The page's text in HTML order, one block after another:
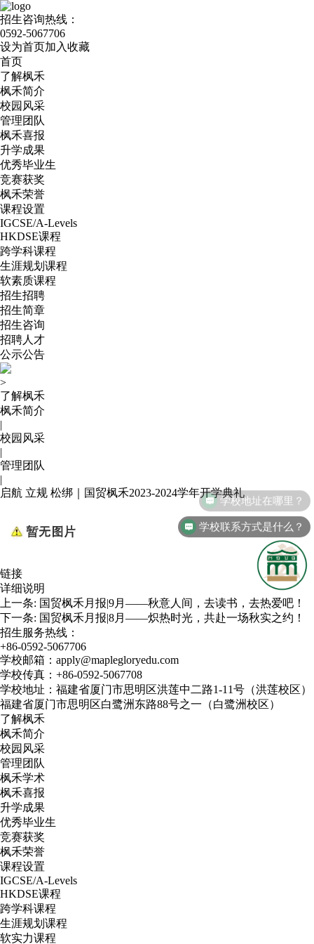
招生咨询热线：
0592-5067706
设为首页加入收藏
首页
了解枫禾
枫禾简介
校园风采
管理团队
枫禾喜报
升学成果
优秀毕业生
竞赛获奖
枫禾荣誉
课程设置
IGCSE/A-Levels
HKDSE课程
跨学科课程
生涯规划课程
软素质课程
招生招聘
招生简章
招生咨询
招聘人才
公示公告
>
了解枫禾
枫禾简介
|
校园风采
|
管理团队
|
启航 立规 松绑｜国贸枫禾2023-2024学年开学典礼
链接
详细说明
上一条: 国贸枫禾月报|9月——秋意人间，去读书，去热爱吧！
下一条: 国贸枫禾月报|8月——炽热时光，共赴一场秋实之约！
招生服务热线：
+86-0592-5067706
学校邮箱：apply@maplegloryedu.com
学校传真：+86-0592-5067708
学校地址：福建省厦门市思明区洪莲中二路1-11号（洪莲校区）
福建省厦门市思明区白鹭洲东路88号之一（白鹭洲校区）
了解枫禾
枫禾简介
校园风采
管理团队
枫禾学术
枫禾喜报
升学成果
优秀毕业生
竞赛获奖
枫禾荣誉
课程设置
IGCSE/A-Levels
HKDSE课程
跨学科课程
生涯规划课程
软实力课程
学校地址在哪里？
学校联系方式是什么？